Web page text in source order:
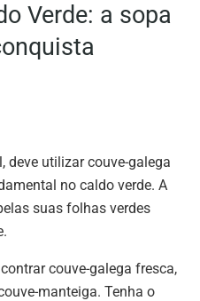
Verde: a sopa
deve utilizar couve-galega
no caldo verde. A
suas folhas verdes
couve-galega fresca,
manteiga. Tenha o